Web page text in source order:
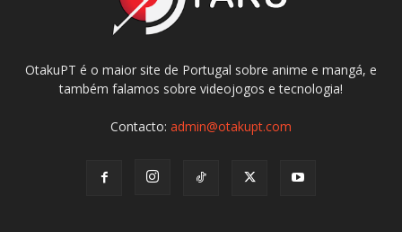
OtakuPT é o maior site de Portugal sobre anime e mangá, e
também falamos sobre videojogos e tecnologia!
Contacto: admin@otakupt.com